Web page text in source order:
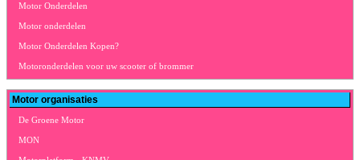
Motor Onderdelen
Motor onderdelen
Motor Onderdelen Kopen?
Motoronderdelen voor uw scooter of brommer
Motor organisaties
De Groene Motor
MON